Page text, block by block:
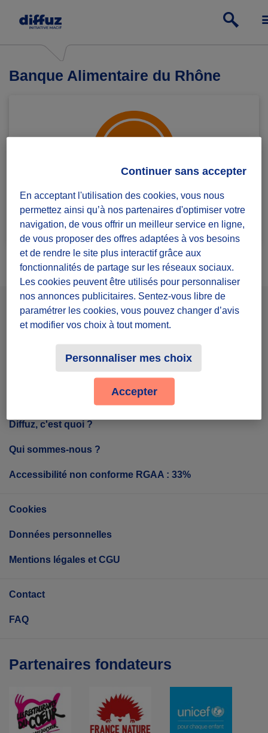
Banque Alimentaire du Rhône
Rejoindre le groupe 1 défi lancé
FacebookInstagramYoutube
Tout sur Diffuz
Diffuz, c'est quoi ?
Qui sommes-nous ?
Accessibilité non conforme RGAA : 33%
Cookies
Données personnelles
Mentions légales et CGU
Contact
FAQ
Partenaires fondateurs
En acceptant l'utilisation des cookies, vous nous
permettez ainsi qu’à nos partenaires d'optimiser votre
navigation, de vous offrir un meilleur service en ligne,
de vous proposer des offres adaptées à vos besoins
et de rendre le site plus interactif grâce aux
fonctionnalités de partage sur les réseaux sociaux.
Les cookies peuvent être utilisés pour personnaliser
nos annonces publicitaires. Sentez-vous libre de
paramétrer les cookies, vous pouvez changer d’avis
et modifier vos choix à tout moment.
Personnaliser mes choix
Continuer sans accepter
Accepter